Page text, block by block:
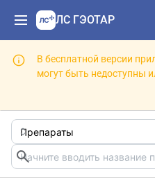
ЛС ГЭОТАР
В бесплатной версии
могут быть недоступны